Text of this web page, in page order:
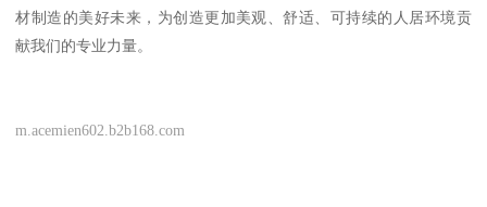
材制造的美好未来，为创造更加美观、舒适、可持续的人居环境贡
献我们的专业力量。
m.acemien602.b2b168.com